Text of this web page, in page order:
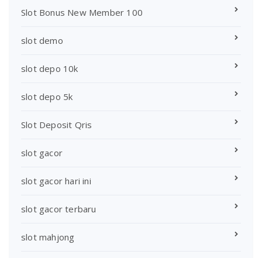
Slot Bonus New Member 100
slot demo
slot depo 10k
slot depo 5k
Slot Deposit Qris
slot gacor
slot gacor hari ini
slot gacor terbaru
slot mahjong